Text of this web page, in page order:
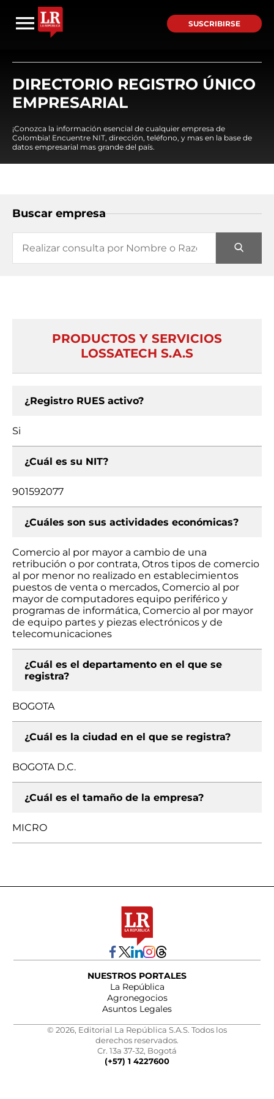
SUSCRIBIRSE
DIRECTORIO REGISTRO ÚNICO
EMPRESARIAL
¡Conozca la información esencial de cualquier empresa de
Colombia! Encuentre NIT, dirección, teléfono, y mas en la base de
datos empresarial mas grande del país.
Buscar empresa
PRODUCTOS Y SERVICIOS
LOSSATECH S.A.S
¿Registro RUES activo?
Si
¿Cuál es su NIT?
901592077
¿Cuáles son sus actividades económicas?
Comercio al por mayor a cambio de una
retribución o por contrata, Otros tipos de comercio
al por menor no realizado en establecimientos
puestos de venta o mercados, Comercio al por
mayor de computadores equipo periférico y
programas de informática, Comercio al por mayor
de equipo partes y piezas electrónicos y de
telecomunicaciones
¿Cuál es el departamento en el que se
registra?
BOGOTA
¿Cuál es la ciudad en el que se registra?
BOGOTA D.C.
¿Cuál es el tamaño de la empresa?
MICRO
NUESTROS PORTALES
La República
Agronegocios
Asuntos Legales
© 2026, Editorial La República S.A.S. Todos los
derechos reservados.
Cr. 13a 37-32, Bogotá
(+57) 1 4227600